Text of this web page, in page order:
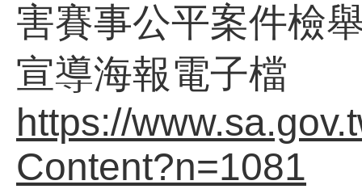
害賽事公平案件檢
宣導海報電子檔
https://
Content?n=1081